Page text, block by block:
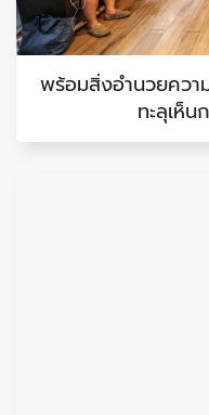
พร้อมสิ่งอำนวยควา
ทะลุเห็น